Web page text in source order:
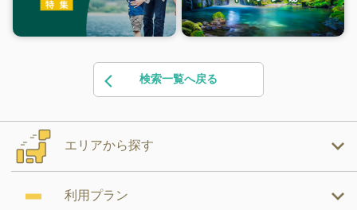
検索一覧へ戻る
エリアから探す
利用プラン